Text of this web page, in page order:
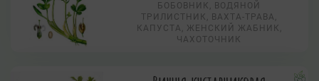
БОБОВНИК, ВОДЯНОЙ
ТРИЛИСТНИК, ВАХТА-ТРАВА,
КАПУСТА, ЖЕНСКИЙ ЖАБНИК,
ЧАХОТОЧНИК